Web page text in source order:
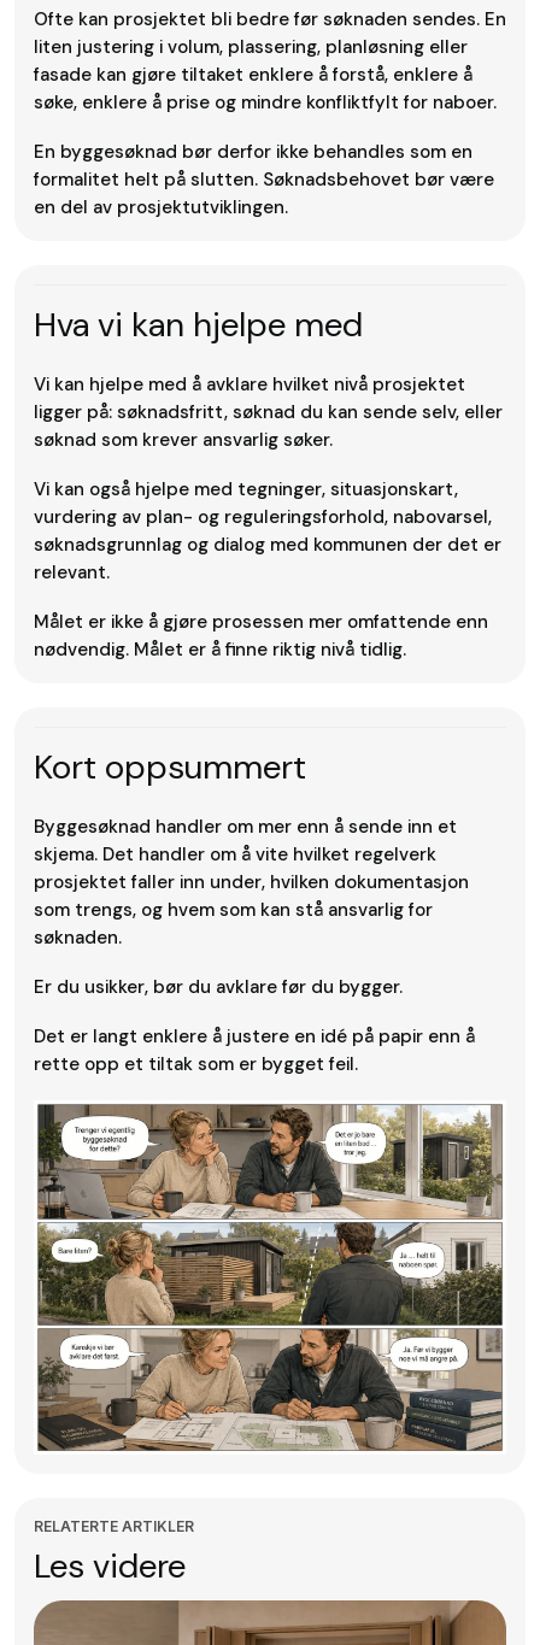
Ofte kan prosjektet bli bedre før søknaden sendes. En
liten justering i volum, plassering, planløsning eller
fasade kan gjøre tiltaket enklere å forstå, enklere å
søke, enklere å prise og mindre konfliktfylt for naboer.
En byggesøknad bør derfor ikke behandles som en
formalitet helt på slutten. Søknadsbehovet bør være
en del av prosjektutviklingen.
Hva vi kan hjelpe med
Vi kan hjelpe med å avklare hvilket nivå prosjektet
ligger på: søknadsfritt, søknad du kan sende selv, eller
søknad som krever ansvarlig søker.
Vi kan også hjelpe med tegninger, situasjonskart,
vurdering av plan- og reguleringsforhold, nabovarsel,
søknadsgrunnlag og dialog med kommunen der det er
relevant.
Målet er ikke å gjøre prosessen mer omfattende enn
nødvendig. Målet er å finne riktig nivå tidlig.
Kort oppsummert
Byggesøknad handler om mer enn å sende inn et
skjema. Det handler om å vite hvilket regelverk
prosjektet faller inn under, hvilken dokumentasjon
som trengs, og hvem som kan stå ansvarlig for
søknaden.
Er du usikker, bør du avklare før du bygger.
Det er langt enklere å justere en idé på papir enn å
rette opp et tiltak som er bygget feil.
RELATERTE ARTIKLER
Les videre